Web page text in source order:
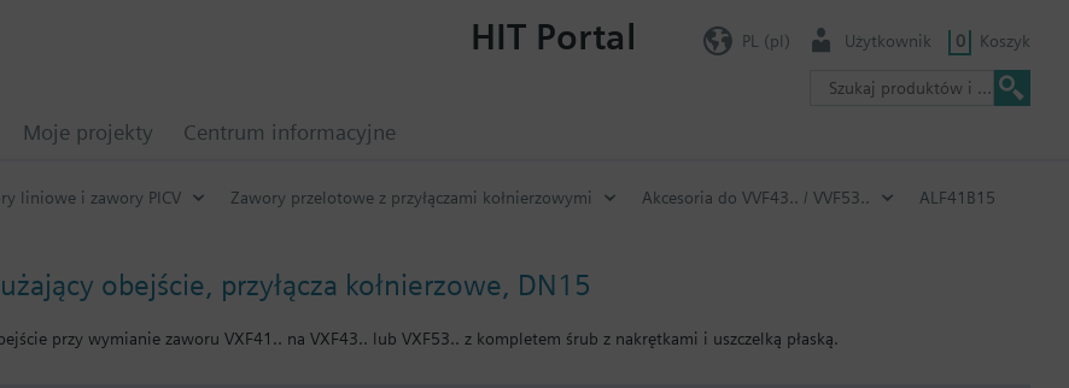
Moje projekty Centrum informacyjne
HIT Portal PL (pl) Użytkownik 0 Koszyk
liniowe i zawory PICV Zawory przelotowe z przyłączami kołnierzowymi Akcesoria do VVF43.. / VVF53.. ALF41B15
obejście, przyłącza kołnierzowe, DN15
przy wymianie zaworu VXF41.. na VXF43.. lub VXF53.. z kompletem śrub z nakrętkami i uszczelką płaską.